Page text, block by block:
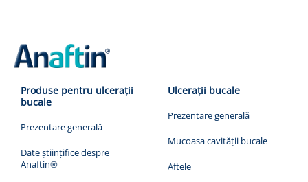
Produse pentru ulcerații
bucale
Prezentare generală
Date științifice despre
Anaftin®
Ulcerații bucale
Prezentare generală
Mucoasa cavității bucale
Aftele